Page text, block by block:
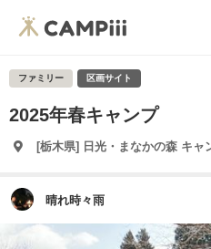
ファミリー 区画サイト
2025年春キャンプ
[栃木県] 日光・まなかの森 キャ
晴れ時々雨